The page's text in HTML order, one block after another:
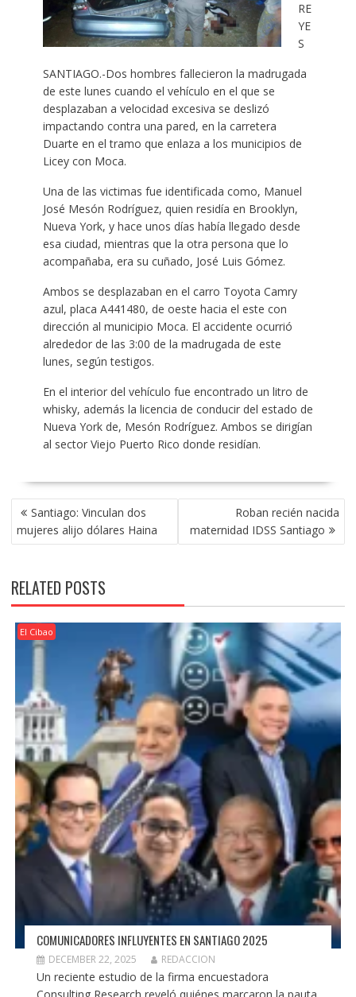
RE
YE
S
SANTIAGO.-Dos hombres fallecieron la madrugada
de este lunes cuando el vehículo en el que se
desplazaban a velocidad excesiva se deslizó
impactando contra una pared, en la carretera
Duarte en el tramo que enlaza a los municipios de
Licey con Moca.
Una de las victimas fue identificada como, Manuel
José Mesón Rodríguez, quien residía en Brooklyn,
Nueva York, y hace unos días había llegado desde
esa ciudad, mientras que la otra persona que lo
acompañaba, era su cuñado, José Luis Gómez.
Ambos se desplazaban en el carro Toyota Camry
azul, placa A441480, de oeste hacia el este con
dirección al municipio Moca. El accidente ocurrió
alrededor de las 3:00 de la madrugada de este
lunes, según testigos.
En el interior del vehículo fue encontrado un litro de
whisky, además la licencia de conducir del estado de
Nueva York de, Mesón Rodríguez. Ambos se dirigían
al sector Viejo Puerto Rico donde residían.
POST
NAVIGATION
Santiago: Vinculan dos
mujeres alijo dólares Haina
Roban recién nacida
maternidad IDSS Santiago
RELATED POSTS
El Cibao
COMUNICADORES INFLUYENTES EN SANTIAGO 2025
DECEMBER 22, 2025 REDACCION
Un reciente estudio de la firma encuestadora